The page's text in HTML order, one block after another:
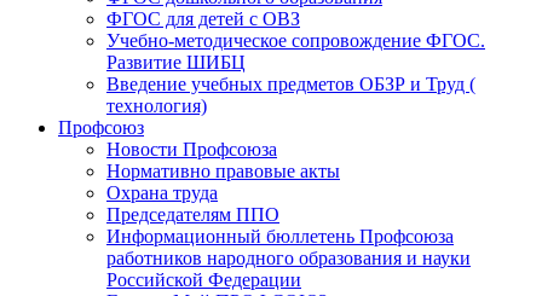
ФГОС для детей с ОВЗ
Учебно-методическое сопровождение ФГОС.
Развитие ШИБЦ
Введение учебных предметов ОБЗР и Труд (
технология)
Профсоюз
Новости Профсоюза
Нормативно правовые акты
Охрана труда
Председателям ППО
Информационный бюллетень Профсоюза
работников народного образования и науки
Российской Федерации